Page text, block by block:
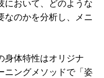
において、どのような
なのかを分析し、メニ
身体特性はオリジナ
ニングメソッドで「姿